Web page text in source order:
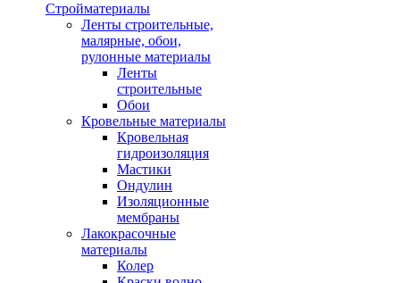
Стройматериалы
Ленты строительные,
малярные, обои,
рулонные материалы
Ленты
строительные
Обои
Кровельные материалы
Кровельная
гидроизоляция
Мастики
Ондулин
Изоляционные
мембраны
Лакокрасочные
материалы
Колер